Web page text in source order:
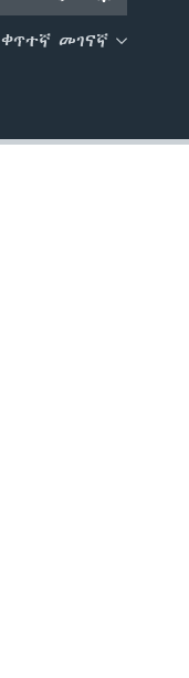
ቀጥተኛ መገናኛ